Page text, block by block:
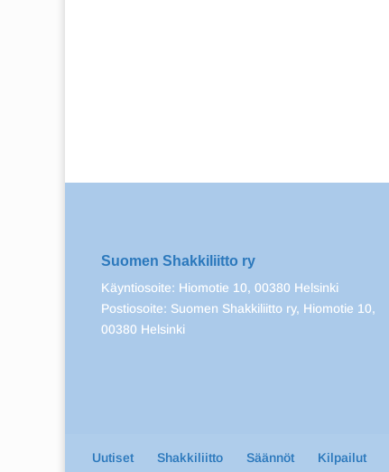
Suomen Shakkiliitto ry
Käyntiosoite: Hiomotie 10, 00380 Helsinki
Postiosoite: Suomen Shakkiliitto ry, Hiomotie 10,
00380 Helsinki
Uutiset Shakkiliitto Säännöt Kilpailut